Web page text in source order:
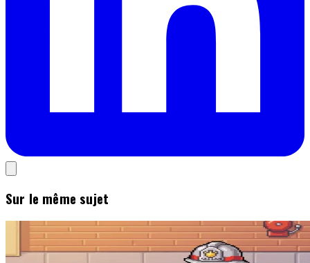
Sur le même sujet